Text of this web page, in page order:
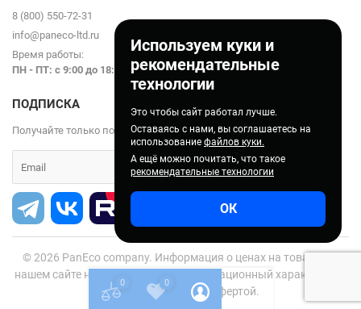
Используем куки и
рекомендательные
технологии
Это чтобы сайт работал лучше.
Оставаясь с нами, вы соглашаетесь на
использование файлов куки.
А ещё можно почитать, что такое
рекомендательные технологии
ОК
8 (800) 550-72-31
info@paneco-ltd.ru
Время работы:
ПН - ПТ: с 9:00 до 18:00
ПОДПИСКА
Получайте только полезные статьи!
© 2026 PanEco company. Информация о ценах на товары на
нашем сайте носит справочно-информационный характер и не
является публичной офертой.
0 0